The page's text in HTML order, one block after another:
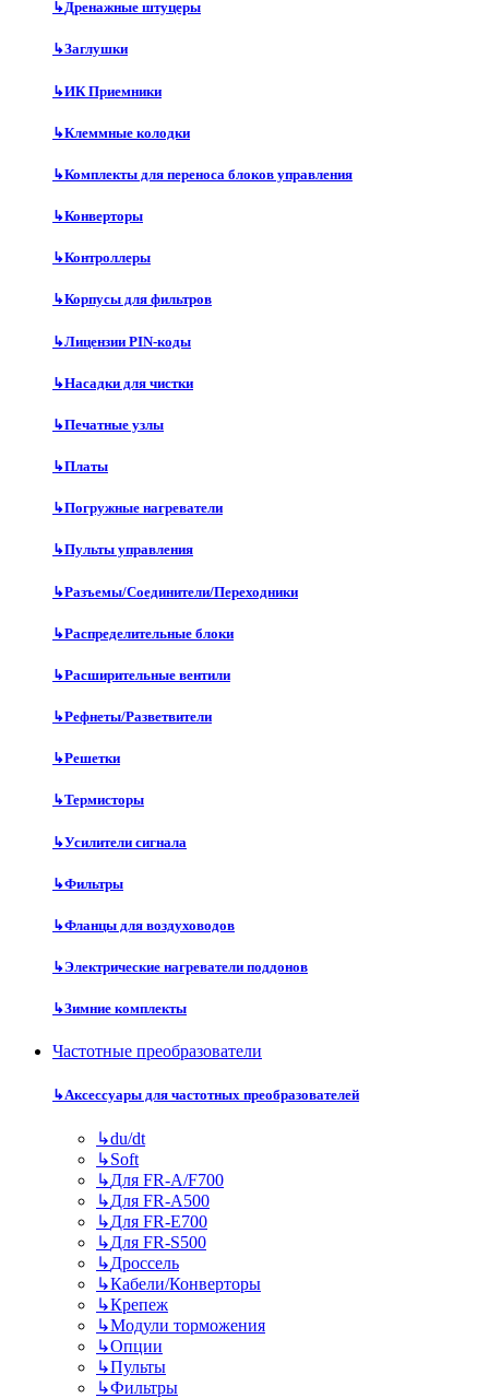
↳Дренажные штуцеры
↳Заглушки
↳ИК Приемники
↳Клеммные колодки
↳Комплекты для переноса блоков управления
↳Конверторы
↳Контроллеры
↳Корпусы для фильтров
↳Лицензии PIN-коды
↳Насадки для чистки
↳Печатные узлы
↳Платы
↳Погружные нагреватели
↳Пульты управления
↳Разъемы/Соединители/Переходники
↳Распределительные блоки
↳Расширительные вентили
↳Рефнеты/Разветвители
↳Решетки
↳Термисторы
↳Усилители сигнала
↳Фильтры
↳Фланцы для воздуховодов
↳Электрические нагреватели поддонов
↳Зимние комплекты
Частотные преобразователи
↳Аксессуары для частотных преобразователей
↳du/dt
↳Soft
↳Для FR-A/F700
↳Для FR-A500
↳Для FR-E700
↳Для FR-S500
↳Дроссель
↳Кабели/Конверторы
↳Крепеж
↳Модули торможения
↳Опции
↳Пульты
↳Фильтры